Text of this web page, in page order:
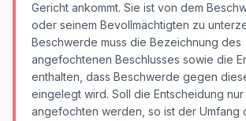
Gericht ankommt. Sie ist von dem
oder seinem Bevollmächtigten zu
Beschwerde muss die Bezeichnung des
angefochtenen Beschlusses sowie die
enthalten, dass Beschwerde gegen
eingelegt wird. Soll die Entscheidung nur
angefochten werden, so ist der Umfang